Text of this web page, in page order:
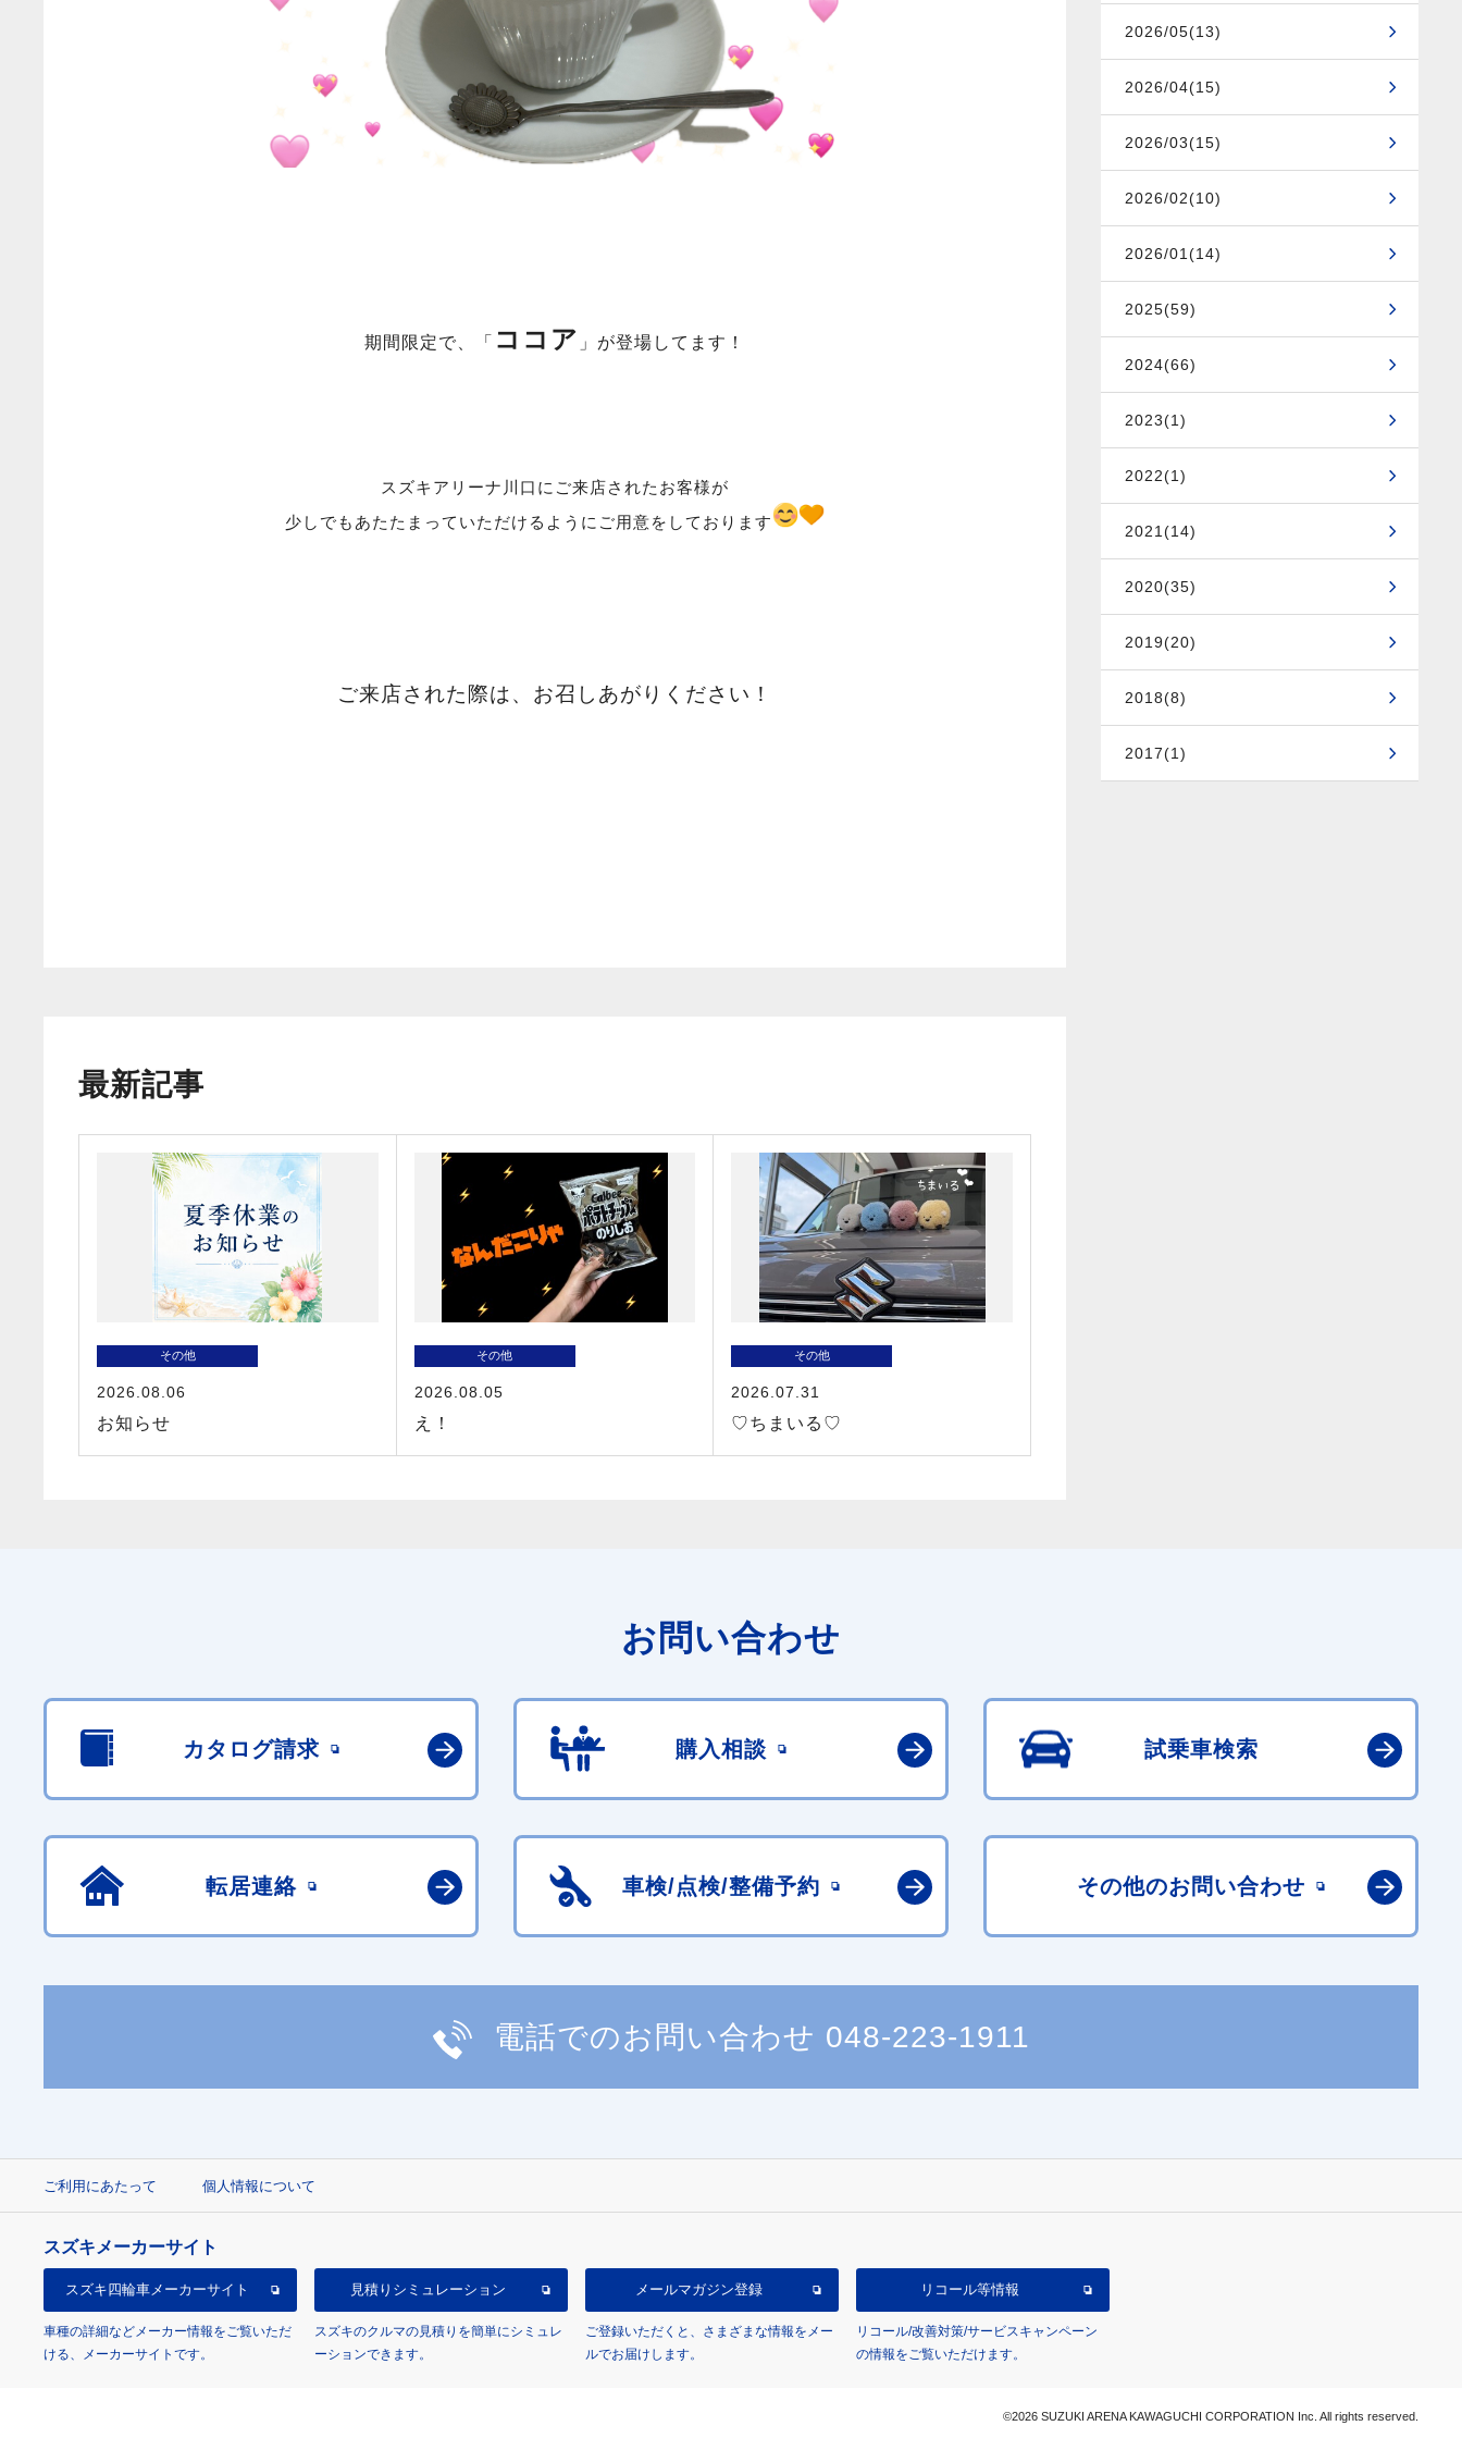
期間限定で、「 ココア 」が登場してます！
スズキアリーナ川口にご来店されたお客様が
少しでもあたたまっていただけるようにご用意をしております
ご来店された際は、お召しあがりください！
最新記事
その他
2026.08.06
お知らせ
その他
2026.08.05
え！
その他
2026.07.31
♡ちまいる♡
2026/05(13)
2026/04(15)
2026/03(15)
2026/02(10)
2026/01(14)
2025(59)
2024(66)
2023(1)
2022(1)
2021(14)
2020(35)
2019(20)
2018(8)
2017(1)
お問い合わせ
カタログ請求 購入相談 試乗車検索
転居連絡 車検/点検/整備予約 その他のお問い合わせ
電話でのお問い合わせ 048-223-1911
ご利用にあたって 個人情報について
スズキメーカーサイト
スズキ四輪車メーカーサイト
車種の詳細などメーカー情報をご覧いただ
ける、メーカーサイトです。
見積り シミュレーション
スズキのクルマの見積りを簡単にシミュレ
ーションできます。
メールマガジン登録
ご登録いただくと、さまざまな情報をメー
ルでお届けします。
リコール等情報
リコール/改善対策/サービスキャンペーン
の情報をご覧いただけます。
©2026 SUZUKI ARENA KAWAGUCHI CORPORATION Inc. All rights reserved.